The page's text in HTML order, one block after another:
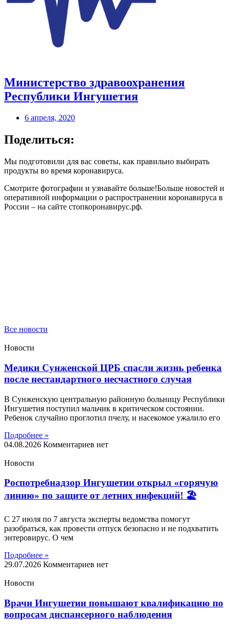
Министерство здравоохранения
Республики Ингушетия
6 апреля, 2020
Поделиться:
Мы подготовили для вас советы, как правильно выбирать
продукты во время коронавируса.
Смотрите фотографии и узнавайте больше!Больше новостей и
оперативной информации о распространении коронавируса в
России – на сайте стопкоронавирус.рф.
Все новости
Новости
Медики Сунженской ЦРБ спасли жизнь ребенка
после нестандартного несчастного случая
В Сунженскую центральную районную больницу Республики
Ингушетия поступил мальчик в критическом состоянии.
Ребенок случайно проглотил пчелу, и насекомое ужалило его
Подробнее »
04.08.2026 Комментариев нет
Новости
Роспотребнадзор Ингушетии открыл «горячую
линию» по защите от летних инфекций! 🏖
С 27 июля по 7 августа эксперты ведомства помогут
разобраться, как провести отпуск безопасно и не подхватить
энтеровирус. О чем
Подробнее »
29.07.2026 Комментариев нет
Новости
Врачи Ингушетии повышают квалификацию по
вопросам диспансерного наблюдения